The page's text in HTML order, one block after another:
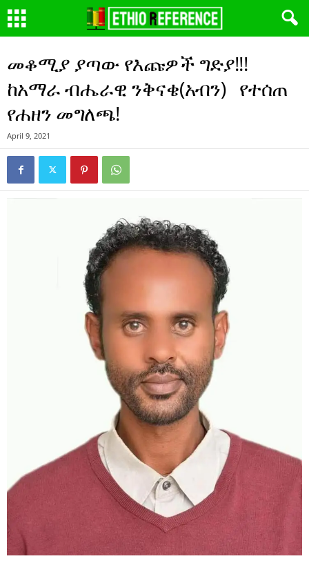
መቆሚያ ያጣው የእጩዎች ግድያ!!!
ከአማራ ብሔራዊ ንቅናቄ(አብን) የተሰጠ
የሐዘን መግለጫ!
April 9, 2021